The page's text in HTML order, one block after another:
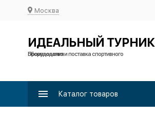
Москва
ИДЕАЛЬНЫЙ ТУРНИК
Производство и поставка спортивного оборудования
Каталог товаров